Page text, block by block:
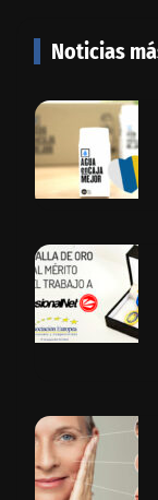
Noticias